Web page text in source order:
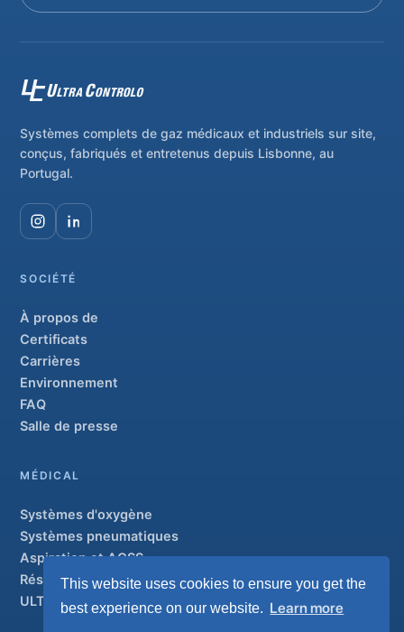
This website uses cookies to ensure you get the
best experience on our website. Learn more
Systèmes complets de gaz médicaux et industriels sur site,
conçus, fabriqués et entretenus depuis Lisbonne, au
Portugal.
SOCIÉTÉ
À propos de
Certificats
Carrières
Environnement
FAQ
Salle de presse
MÉDICAL
Systèmes d'oxygène
Systèmes pneumatiques
Aspiration et AGSS
Réseaux de canalisations
ULTRAOX
Modèle phare